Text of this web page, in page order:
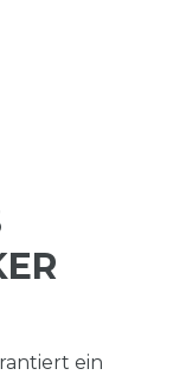
ein